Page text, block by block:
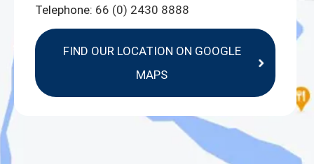
Telephone: 66 (0) 2430 8888
FIND OUR LOCATION ON GOOGLE
MAPS